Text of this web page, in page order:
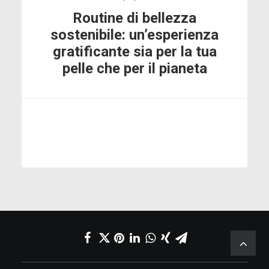
Routine di bellezza
sostenibile: un’esperienza
gratificante sia per la tua
pelle che per il pianeta